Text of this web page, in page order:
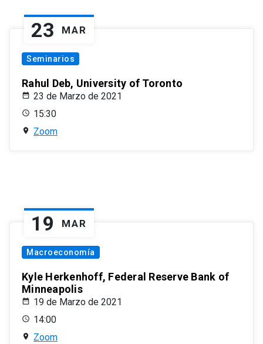
23 MAR
Seminarios
Rahul Deb, University of Toronto
23 de Marzo de 2021
15:30
Zoom
19 MAR
Macroeconomía
Kyle Herkenhoff, Federal Reserve Bank of
Minneapolis
19 de Marzo de 2021
14:00
Zoom